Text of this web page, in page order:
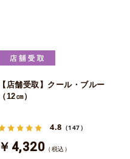
【店舗受取】クール・ブルー
（12㎝）
4.8 （147）
￥4,320 （税込）